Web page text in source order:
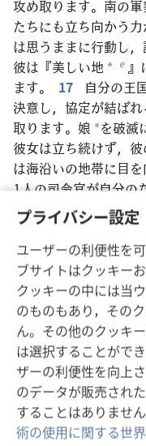
プライバシー設定
ユーザーの利便性を
ブサイトはクッキー
クッキーの中には当
のものもあり，その
ん。その他のクッキ
は選択することがで
ザーの利便性を向上
のデータが販売され
することはありません
術の使用に関する世
攻め取ります。南の軍
たちにも立ち向かう力
は思うままに行動し
彼は『美しい地 * e 』
ます。
17
自分の王
決意し，協定が結ば
取ります。娘 *を破滅
彼女は立ち続けず，彼
は海沿いの地帯に目
1人の司令官が自分の
はやみます。司令官
は自分の国の要塞に
ます。
20彼に代わって
して輝かしい王国を
うちに倒れます。そ
ん。
21彼に代わって
ます。人々は彼に王
人々が安心している
入れます。 22洪水
されて，砕かれます